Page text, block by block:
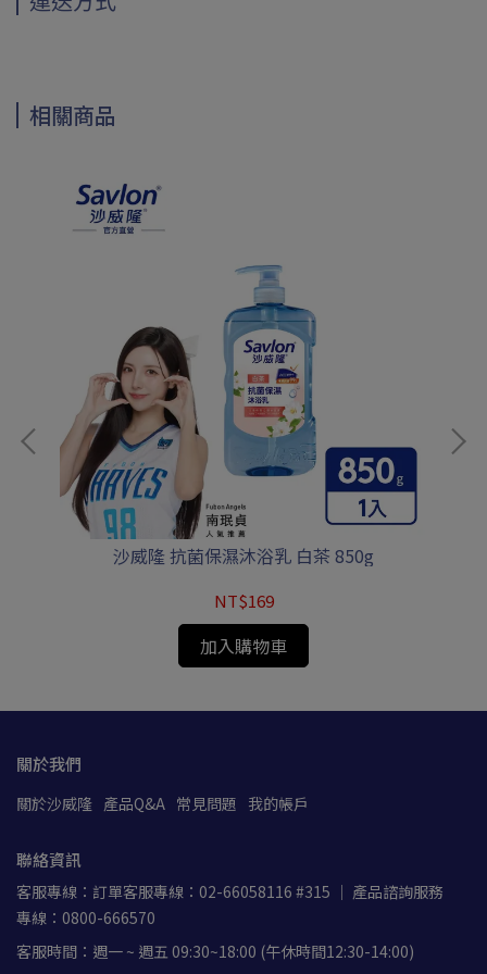
相關商品
沙威隆 抗菌保濕沐浴乳 白茶 850g
NT$169
加入購物車
關於我們
關於沙威隆 產品Q&A 常見問題 我的帳戶
聯絡資訊
客服專線：訂單客服專線：02-66058116 #315 ｜ 產品諮詢服務
專線：0800-666570
客服時間：週一 ~ 週五 09:30~18:00 (午休時間12:30-14:00)